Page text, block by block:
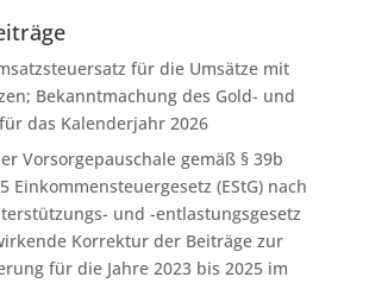
für die Umsätze mit
Bekanntmachung des Gold- und
das Kalenderjahr 2026
Vorsorgepauschale gemäß § 39b
Einkommensteuergesetz (EStG) nach
und -entlastungsgesetz
Korrektur der Beiträge zur
für die Jahre 2023 bis 2025 im